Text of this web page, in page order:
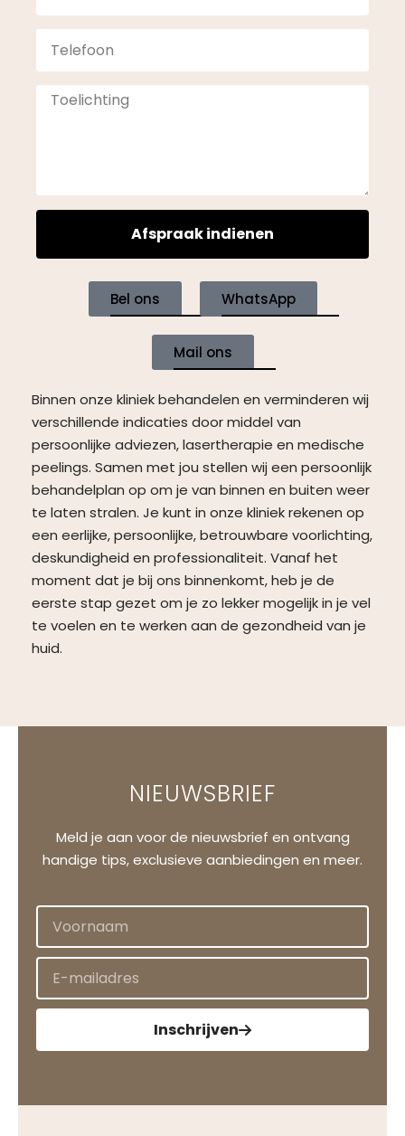
Afspraak indienen
Bel ons WhatsApp
Mail ons
Binnen onze kliniek behandelen en verminderen wij
verschillende indicaties door middel van
persoonlijke adviezen, lasertherapie en medische
peelings. Samen met jou stellen wij een persoonlijk
behandelplan op om je van binnen en buiten weer
te laten stralen. Je kunt in onze kliniek rekenen op
een eerlijke, persoonlijke, betrouwbare voorlichting,
deskundigheid en professionaliteit. Vanaf het
moment dat je bij ons binnenkomt, heb je de
eerste stap gezet om je zo lekker mogelijk in je vel
te voelen en te werken aan de gezondheid van je
huid.
NIEUWSBRIEF
Meld je aan voor de nieuwsbrief en ontvang
handige tips, exclusieve aanbiedingen en meer.
Inschrijven